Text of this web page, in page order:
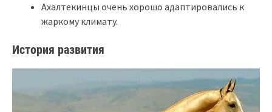
Ахалтекинцы очень хорошо адаптировались к
жаркому климату.
История развития